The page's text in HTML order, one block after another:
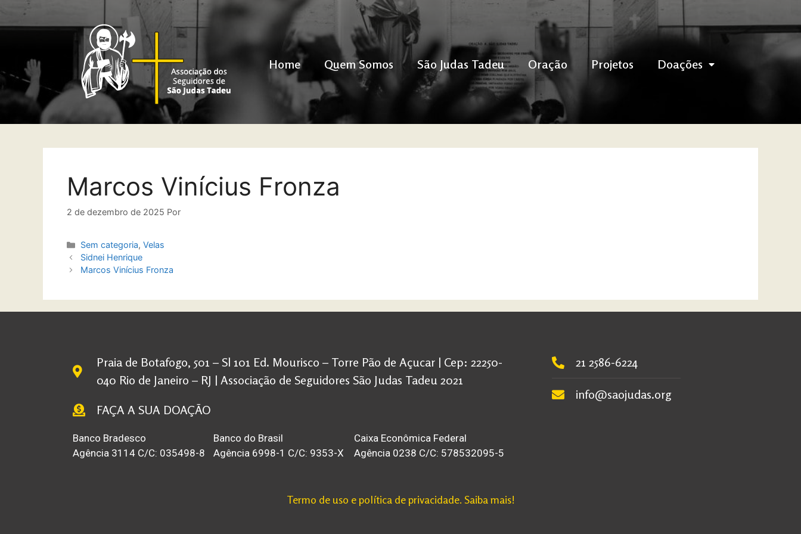
Home Quem Somos São Judas Tadeu Oração Projetos Doações
Marcos Vinícius Fronza
2 de dezembro de 2025 Por
Sem categoria,Velas
Sidnei Henrique
Marcos Vinícius Fronza
Praia de Botafogo, 501 – Sl 101 Ed. Mourisco – Torre Pão de Açucar | Cep: 22250-
040 Rio de Janeiro – RJ | Associação de Seguidores São Judas Tadeu 2021
FAÇA A SUA DOAÇÃO
Banco Bradesco
Agência 3114 C/C: 035498-8
Banco do Brasil
Agência 6998-1 C/C: 9353-X
Caixa Econômica Federal
Agência 0238 C/C: 578532095-5
21 2586-6224
info@saojudas.org
Termo de uso e política de privacidade. Saiba mais!